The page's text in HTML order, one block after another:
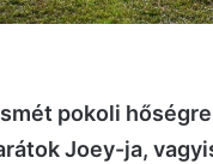
pokoli
Joey-ja,